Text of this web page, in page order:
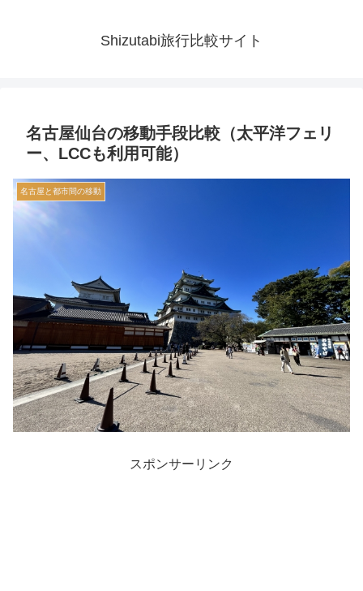
Shizutabi旅行比較サイト
名古屋仙台の移動手段比較（太平洋フェリ
ー、LCCも利用可能）
名古屋と都市間の移動
スポンサーリンク